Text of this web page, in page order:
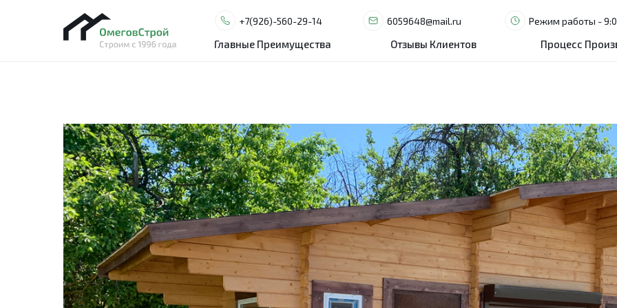
+7(926)-560-29-14 6059648@mail.ru Режим работы -
Главные Преимущества Отзывы Клиентов Процесс
+7(926)-560-29-14 6059648@mail.ru Режим работы -
Главные Преимущества Отзывы Клиентов Процесс